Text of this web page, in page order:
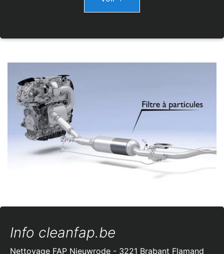
Info cleanfap.be
Nettoyage FAP Nieuwrode - 3221 Brabant Flamand